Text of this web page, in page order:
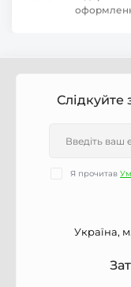
Слідкуйте
Я прочитав
Україна,